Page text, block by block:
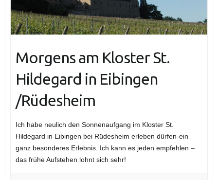
Morgens am Kloster St.
Hildegard in Eibingen
/Rüdesheim
Ich habe neulich den Sonnenaufgang im Kloster St.
Hildegard in Eibingen bei Rüdesheim erleben dürfen-ein
ganz besonderes Erlebnis. Ich kann es jeden empfehlen –
das frühe Aufstehen lohnt sich sehr!